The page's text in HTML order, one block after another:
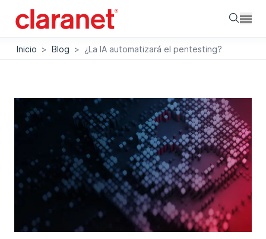
Inicio > Blog > ¿La IA automatizará el pentesting?